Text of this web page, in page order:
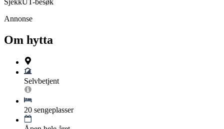
SjekkUT-besøk
Annonse
Om hytta
Selvbetjent
20 sengeplasser